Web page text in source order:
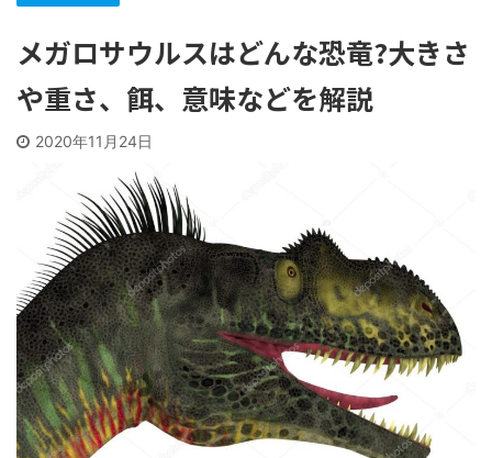
メガロサウルスはどんな恐竜?大きさ
や重さ、餌、意味などを解説
2020年11月24日